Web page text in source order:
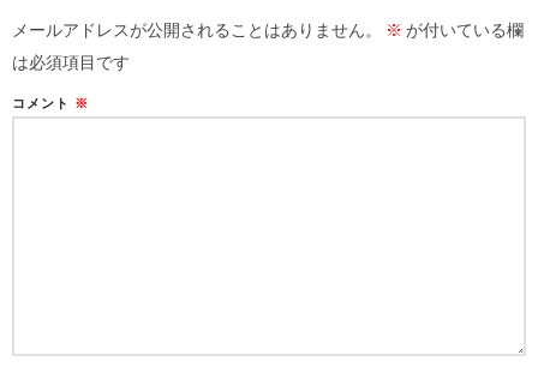
メールアドレスが公開されることはありません。 ※ が付いている欄
は必須項目です
コメント ※